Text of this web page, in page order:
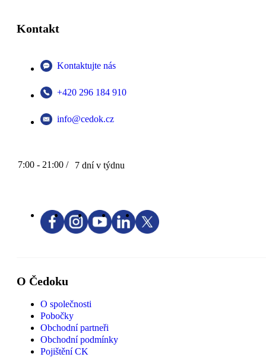
Kontakt
Kontaktujte nás
+420 296 184 910
info@cedok.cz
7:00 - 21:00 / 7 dní v týdnu
O Čedoku
O společnosti
Pobočky
Obchodní partneři
Obchodní podmínky
Pojištění CK